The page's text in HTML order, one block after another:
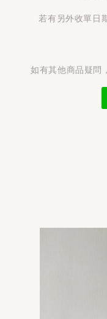
若有另外收單日
如有其他商品疑問